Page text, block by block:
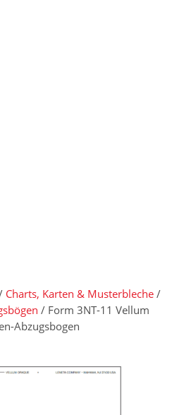
Charts, Karten & Musterbleche/
/ Form 3NT-11 Vellum
Abzugsbogen